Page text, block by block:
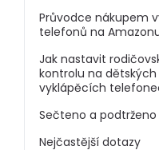
Průvodce nákupem
telefonů na
Jak nastavit
kontrolu na dětských
vyklápěcích
Sečteno a podtrženo
Nejčastější dotazy